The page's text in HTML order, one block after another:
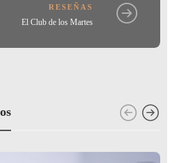
RESEÑAS
El Club de los Martes